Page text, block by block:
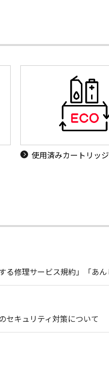
使用済みカートリッ
る修理サービス規約」「
セキュリティ対策について